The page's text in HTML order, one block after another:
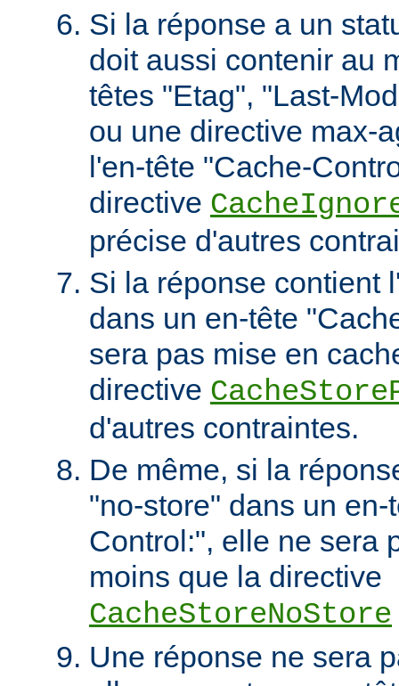
Si la réponse a un
doit aussi contenir au
têtes "Etag", "Last-
ou une directive max-
l'en-tête "Cache-
directive
précise d'autres
Si la réponse contient
dans un en-tête
sera pas mise en
directive
d'autres contraintes.
De même, si la
"no-store" dans un en-
Control:", elle ne sera
moins que la directive
CacheStoreNoStore
Une réponse ne sera